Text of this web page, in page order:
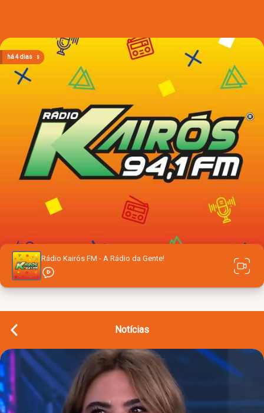
Rádio Kairós FM - A Rádio da Gente!
Notícias
há 23 horas
há 23 horas
há 23 horas
há 4 dias
há 4 dias